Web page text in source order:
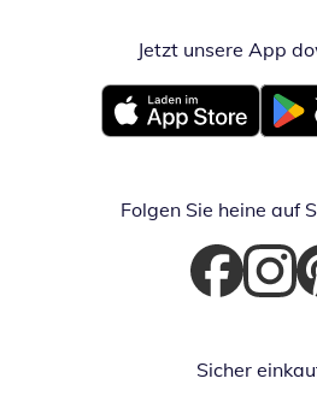
Jetzt unsere App
Öffnet in neuem Fenster
Öffnet
Folgen Sie heine auf
Öffnet inÖffnet
Sicher